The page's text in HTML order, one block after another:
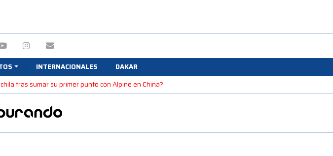
INTERNACIONALES
DAKAR
tras sumar su primer punto con Alpine en China?